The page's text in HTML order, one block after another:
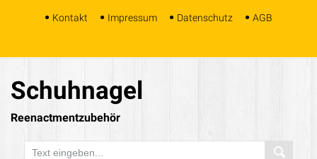
Skip
Kontakt Impressum Datenschutz AGB
Schuhnagel
Reenactmentzubehör